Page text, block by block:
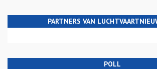
PARTNERS VAN
POLL